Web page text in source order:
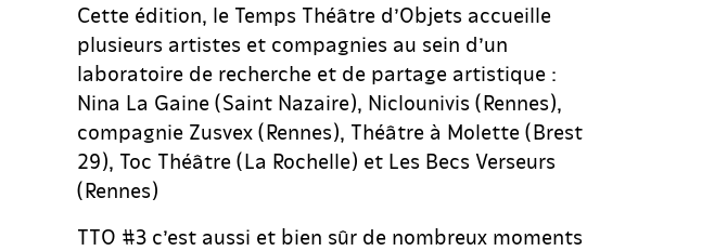
Cette édition, le Temps Théâtre d’Objets accueille
plusieurs artistes et compagnies au sein d’un
laboratoire de recherche et de partage artistique :
Nina La Gaine (Saint Nazaire), Niclounivis (Rennes),
compagnie Zusvex (Rennes), Théâtre à Molette (Brest
29), Toc Théâtre (La Rochelle) et Les Becs Verseurs
(Rennes)
TTO #3 c’est aussi et bien sûr de nombreux moments